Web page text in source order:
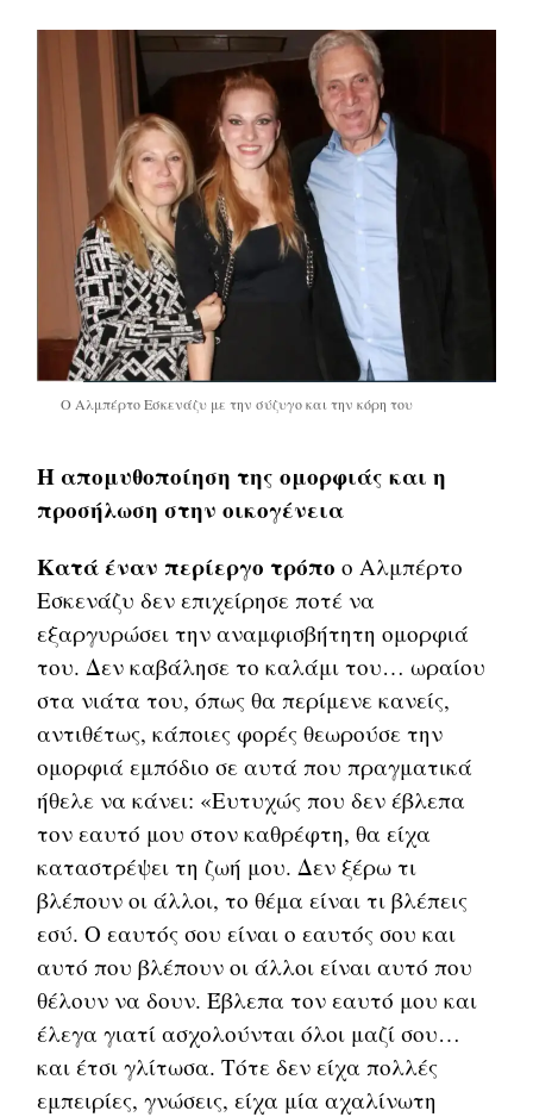
Ο Αλμπέρτο Εσκενάζυ με την σύζυγο και την κόρη του
Η απομυθοποίηση της ομορφιάς και η
προσήλωση στην οικογένεια
Κατά έναν περίεργο τρόπο ο Αλμπέρτο
Εσκενάζυ δεν επιχείρησε ποτέ να
εξαργυρώσει την αναμφισβήτητη ομορφιά
του. Δεν καβάλησε το καλάμι του… ωραίου
στα νιάτα του, όπως θα περίμενε κανείς,
αντιθέτως, κάποιες φορές θεωρούσε την
ομορφιά εμπόδιο σε αυτά που πραγματικά
ήθελε να κάνει: «Ευτυχώς που δεν έβλεπα
τον εαυτό μου στον καθρέφτη, θα είχα
καταστρέψει τη ζωή μου. Δεν ξέρω τι
βλέπουν οι άλλοι, το θέμα είναι τι βλέπεις
εσύ. Ο εαυτός σου είναι ο εαυτός σου και
αυτό που βλέπουν οι άλλοι είναι αυτό που
θέλουν να δουν. Έβλεπα τον εαυτό μου και
έλεγα γιατί ασχολούνται όλοι μαζί σου…
και έτσι γλίτωσα. Τότε δεν είχα πολλές
εμπειρίες, γνώσεις, είχα μία αχαλίνωτη